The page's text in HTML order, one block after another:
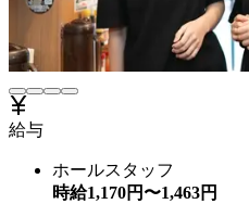
給与
ホールスタッフ
時給1,170円〜1,463円